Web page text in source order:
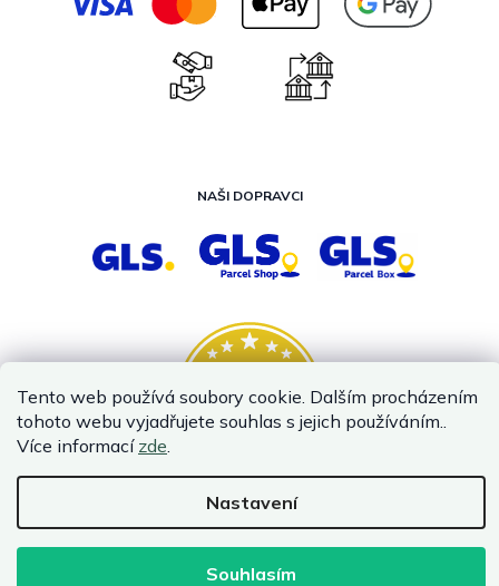
Tento web používá soubory cookie. Dalším procházením
tohoto webu vyjadřujete souhlas s jejich používáním..
Více informací zde.
Nastavení
Souhlasím
NAŠI DOPRAVCI
InternetovaZahrada.cz. Všechna práva vyhrazena.